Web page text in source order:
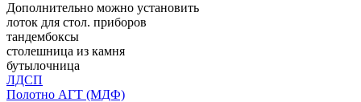
Дополнительно можно установить
лоток для стол. приборов
тандембоксы
столешница из камня
бутылочница
ЛДСП
Полотно АГТ (МДФ)